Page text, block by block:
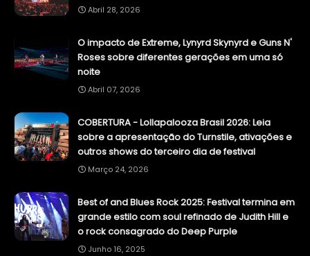
Abril 28, 2026
O impacto de Extreme, Lynyrd Skynyrd e Guns N'
Roses sobre diferentes gerações em uma só
noite
Abril 07, 2026
COBERTURA - Lollapalooza Brasil 2026: Leia
sobre a apresentação do Turnstile, ativações e
outros shows do terceiro dia de festival
Março 24, 2026
Best of and Blues Rock 2025: Festival termina em
grande estilo com soul refinado de Judith Hill e
o rock consagrado do Deep Purple
Junho 16, 2025